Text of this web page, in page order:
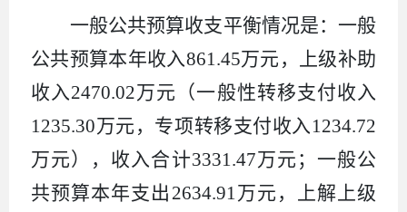
一般公共预算收支平衡情况是：一般
公共预算本年收入861.45万元，上级补助
收入2470.02万元（一般性转移支付收入
1235.30万元 ， 专项转移支付收入 1234.72
万元），收入合计3331.47万元；一般公
共预算本年支出 2634.91 万元，上解 上级